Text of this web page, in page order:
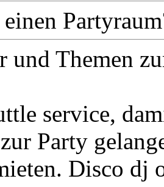
einen
und Themen
service,
Party
Disco dj